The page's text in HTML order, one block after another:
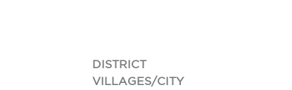
DISTRICT
VILLAGES/CITY